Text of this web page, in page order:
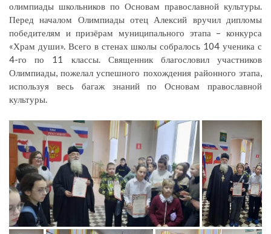
олимпиады школьников по Основам православной культуры.
Перед началом Олимпиады отец Алексий вручил дипломы
победителям и призёрам муниципального этапа – конкурса
«Храм души». Всего в стенах школы собралось 104 ученика с
4-го по 11 классы. Священник благословил участников
Олимпиады, пожелал успешного похождения районного этапа,
используя весь багаж знаний по Основам православной
культуры.